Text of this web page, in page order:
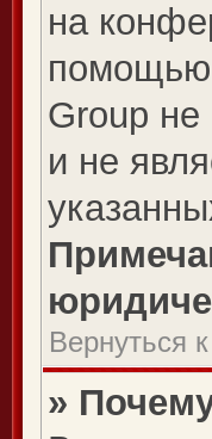
на
помощью
Group
и не
Вернуться
»